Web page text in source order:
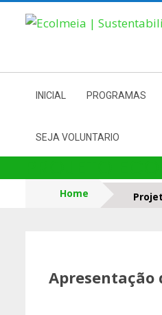
INICIAL PROGRAMAS
SEJA VOLUNTARIO
Home
Apresentação